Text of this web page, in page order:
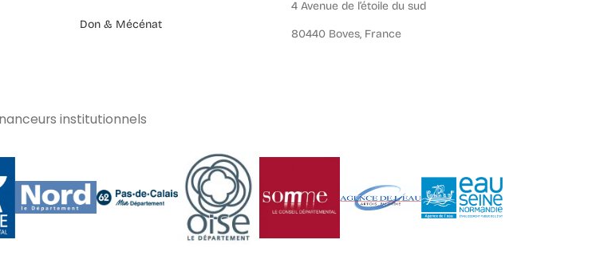
Don & Mécénat
4 Avenue de l’étoile du sud
80440 Boves, France
institutionnels